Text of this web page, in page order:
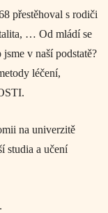
přestěhoval s rodiči
… Od mládí se
v naší podstatě?
y léčení,
na univerzitě
studia a učení